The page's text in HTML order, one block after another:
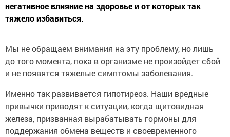
негативное влияние на здоровье и от которых так
тяжело избавиться.
Мы не обращаем внимания на эту проблему, но лишь
до того момента, пока в организме не произойдет сбой
и не появятся тяжелые симптомы заболевания.
Именно так развивается гипотиреоз. Наши вредные
привычки приводят к ситуации, когда щитовидная
железа, призванная вырабатывать гормоны для
поддержания обмена веществ и своевременного